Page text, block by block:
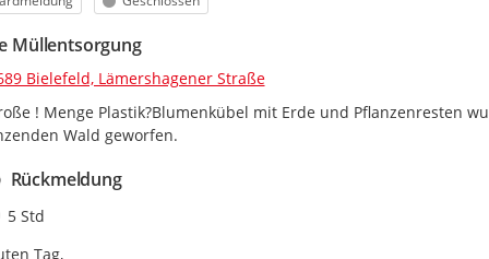
Müllentsorgung
Bielefeld, Lämershagener Straße
! Menge Plastik?Blumenkübel mit Erde und Pflanzenresten
Wald geworfen.
Rückmeldung
Zeitpunkt des Erstellens
5 Std
Tag,